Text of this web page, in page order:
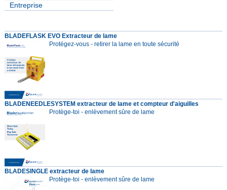
Entreprise
BLADEFLASK EVO Extracteur de lame
Protégez-vous - retirer la lame en toute sécurité
BLADENEEDLESYSTEM extracteur de lame et compteur d'aiguilles
Protège-toi - enlèvement sûre de lame
BLADESINGLE extracteur de lame
Protège-toi - enlèvement sûre de lame